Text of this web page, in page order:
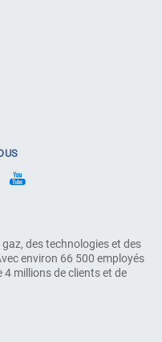
des technologies et des
environ 66 500 employés
millions de clients et de